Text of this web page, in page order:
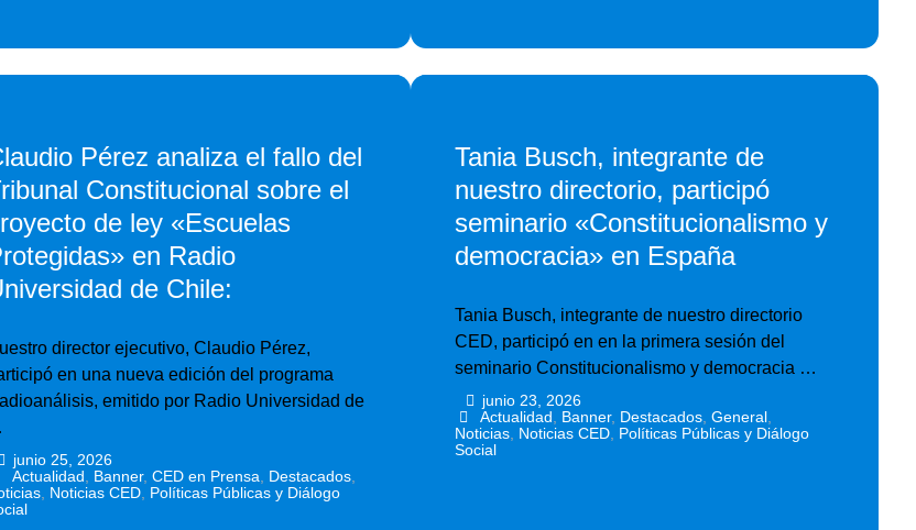
Pérez analiza el fallo del
Constitucional sobre el
de ley «Escuelas
en Radio
de Chile:
director ejecutivo, Claudio Pérez,
en una nueva edición del programa
emitido por Radio Universidad de
junio 25, 2026
Actualidad Banner, CED en Prensa Destacados,
Noticias CED Políticas Públicas y Diálogo
Tania Busch, integrante de
nuestro directorio, participó
seminario «Constitucionalismo y
democracia» en España
Tania Busch, integrante de nuestro directorio
CED, participó en en la primera sesión del
seminario Constitucionalismo y democracia …
junio 23, 2026
Actualidad Banner, Destacados ,General
Noticias, Noticias CED, Políticas Públicas y Diálogo
Social